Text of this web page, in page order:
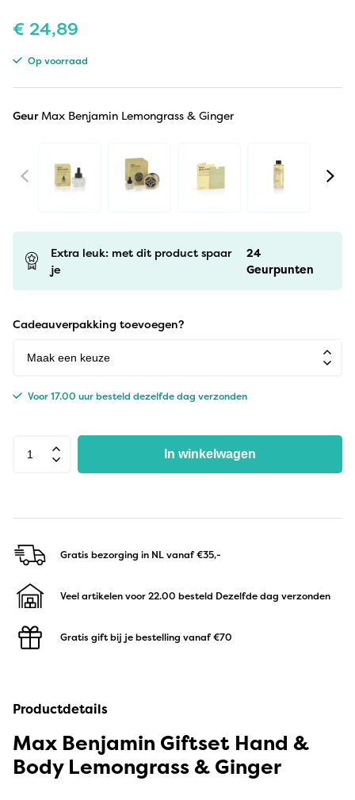
€ 24,89
Op voorraad
Geur Max Benjamin Lemongrass & Ginger
Extra leuk: met dit product spaar
je
24
Geurpunten
Cadeauverpakking toevoegen?
Voor 17.00 uur besteld dezelfde dag verzonden
In winkelwagen
Gratis bezorging in NLvanaf €35,-
Veel artikelen voor 22.00 besteld Dezelfde dag verzonden
Gratis gift bij je bestelling vanaf €70
Productdetails
Max Benjamin Giftset Hand &
Body Lemongrass & Ginger